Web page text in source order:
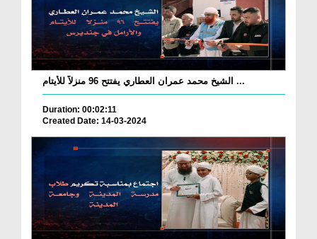
الشيخ محمد عمران العطاري يفتتح 96 منزلاً للأيتام ...
Duration: 00:02:11
Created Date: 14-03-2024